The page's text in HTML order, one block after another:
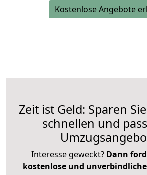
Kostenlose Angebote
Zeit ist Geld: Sparen
schnellen und
Interesse geweckt? Dann
kostenlose und